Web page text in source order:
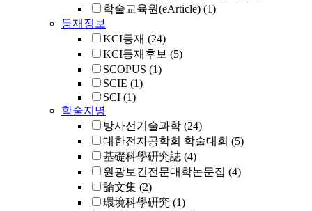
학술교육원(eArticle) (1)
등재정보
KCI등재 (24)
KCI등재후보 (5)
SCOPUS (1)
SCIE (1)
SCI (1)
학술지명
방사선기술과학 (24)
대한전자공학회 학술대회 (5)
基礎科學硏究誌 (4)
원광보건전문대학논문집 (4)
論文集 (2)
環境科學硏究 (1)